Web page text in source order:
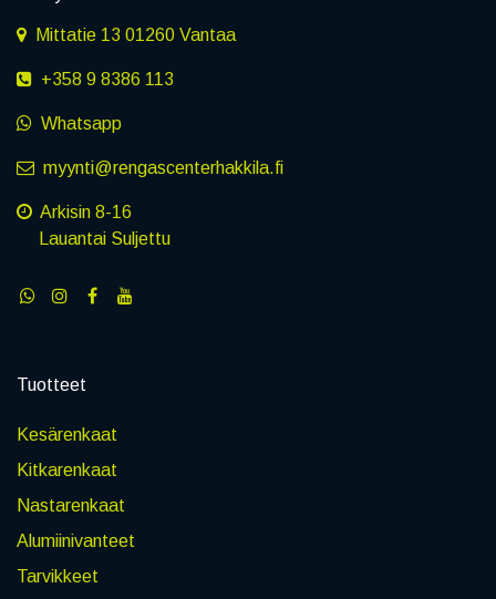
Mittatie 13 01260 Vantaa
+358 9 8386 113
Whatsapp
myynti@rengascenterhakkila.fi
Arkisin 8-16
Lauantai Suljettu
Tuotteet
Kesärenkaat
Kitkarenkaat
Nastarenkaat
Alumiinivanteet
Tarvikkeet